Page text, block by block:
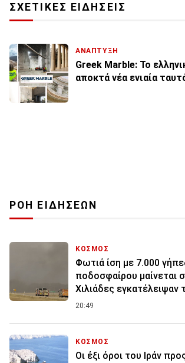
ΣΧΕΤΙΚΕΣ ΕΙΔΗΣΕΙΣ
ΑΝΑΠΤΥΞΗ
Greek Marble: Το
αποκτά νέα ενιαία
ΡΟΗ ΕΙΔΗΣΕΩΝ
ΚΟΣΜΟΣ
Φωτιά ίση με 7.000
ποδοσφαίρου μαίνεται
Χιλιάδες εγκατέλειψαν
20:49
ΚΟΣΜΟΣ
Οι έξι όροι του Ιράν